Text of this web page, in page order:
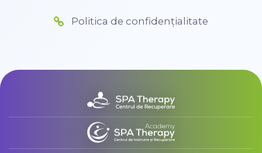
Politica de confidențialitate